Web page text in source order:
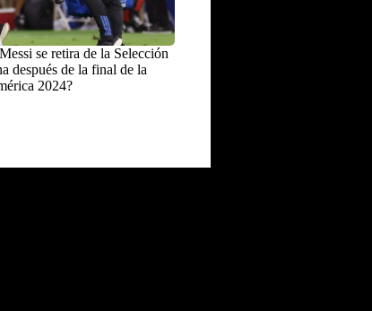
se retira de la Selección
después de la final de la
2024?